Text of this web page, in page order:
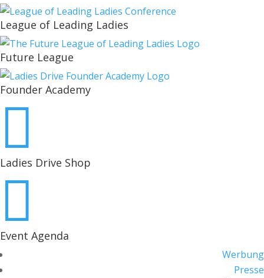
League of Leading Ladies
Future League
Founder Academy

Ladies Drive Shop

Event Agenda
Werbung
Presse